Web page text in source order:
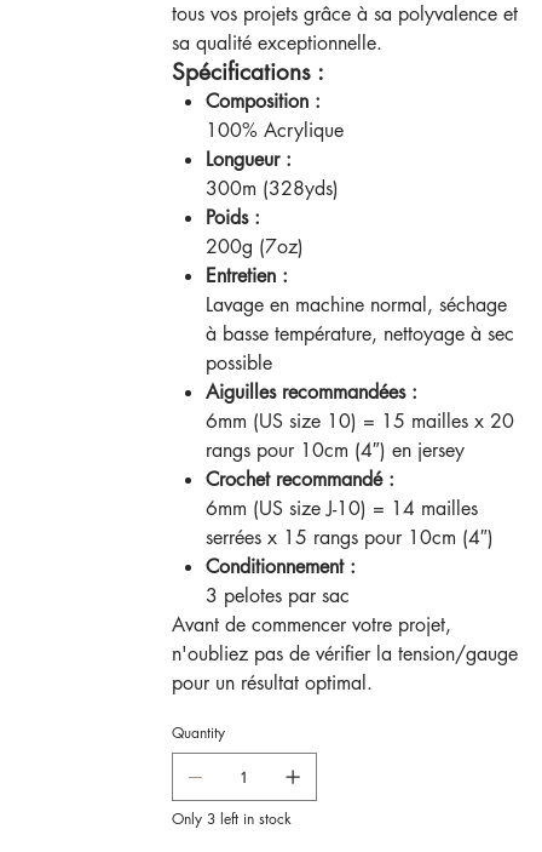
tous vos projets grâce à sa polyvalence et
sa qualité exceptionnelle.
Spécifications :
Composition :
100% Acrylique
Longueur :
300m (328yds)
Poids :
200g (7oz)
Entretien :
Lavage en machine normal, séchage
à basse température, nettoyage à sec
possible
Aiguilles recommandées :
6mm (US size 10) = 15 mailles x 20
rangs pour 10cm (4″) en jersey
Crochet recommandé :
6mm (US size J-10) = 14 mailles
serrées x 15 rangs pour 10cm (4″)
Conditionnement :
3 pelotes par sac
Avant de commencer votre projet,
n'oubliez pas de vérifier la tension/gauge
pour un résultat optimal.
Quantity
Only 3 left in stock